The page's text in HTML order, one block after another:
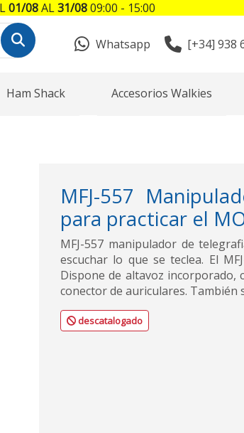
Whatsapp [+34] 938
Ham Shack Accesorios Walkies
MFJ-557
para practicar el
MFJ-557 manipulador de
escuchar lo que se teclea. El
Dispone de altavoz
conector de auriculares. También
descatalogado
01/08AL31/0809:00 - 15:00